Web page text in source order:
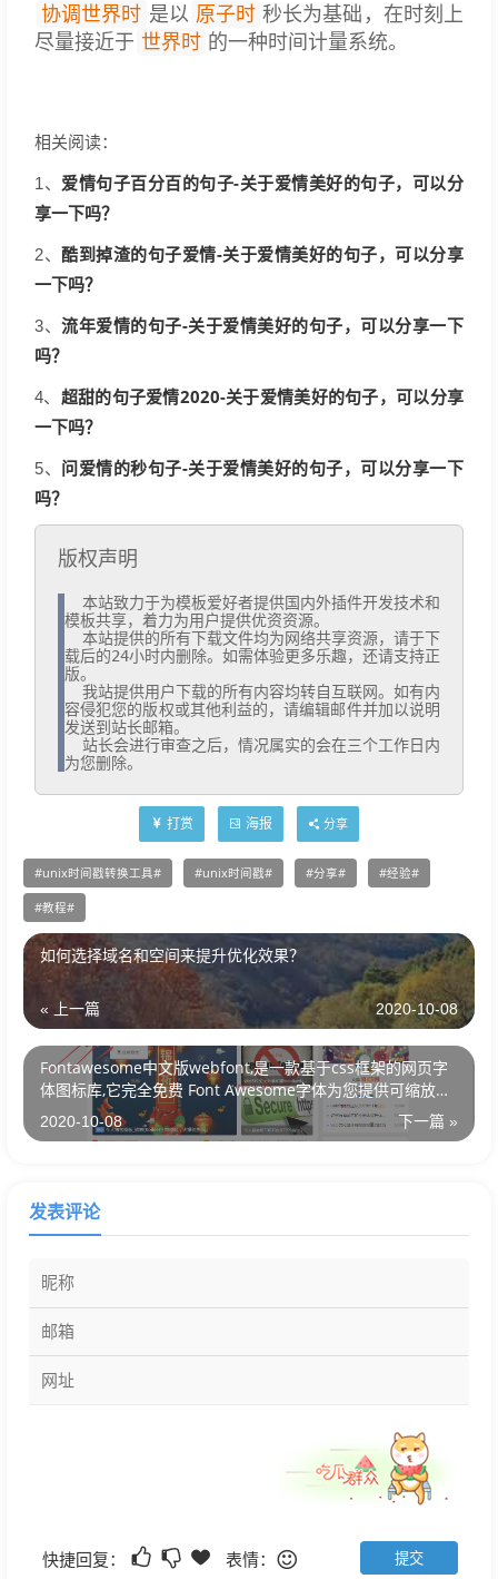
协调世界时 是以 原子时 秒长为基础，在时刻上
尽量接近于 世界时 的一种时间计量系统。
相关阅读：
1、 爱情句子百分百的句子-关于爱情美好的句子，可以分
享一下吗？
2、酷到掉渣的句子爱情-关于爱情美好的句子，可以分享
一下吗？
3、流年爱情的句子-关于爱情美好的句子，可以分享一下
吗？
4、 超甜的句子爱情2020-关于爱情美好的句子，可以分享
一下吗？
5、 问爱情的秒句子-关于爱情美好的句子，可以分享一下
吗？
版权声明
模板共享，着力为用户提供优资资源。
载后的24小时内删除。如需体验更多乐趣，还请支持正
版。
容侵犯您的版权或其他利益的，请编辑邮件并加以说明
发送到站长邮箱。
为您删除。
打赏 海报 分享
unix时间戳转换工具 unix时间戳 分享 经验
教程
如何选择域名和空间来提升优化效果？
« 上一篇 2020-10-08
Fontawesome中文版webfont,是一款基于css框架的网页字
体图标库,它完全免费 Font Awesome字体为您提供可缩放矢
量图标
下一篇 »
2020-10-08
发表评论
快捷回复： 表情：